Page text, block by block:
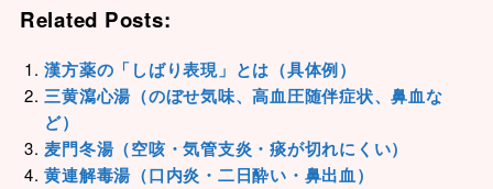
Related Posts:
漢方薬の「しばり表現」とは（具体例）
三黄瀉心湯（のぼせ気味、高血圧随伴症状、鼻血な
ど）
麦門冬湯（空咳・気管支炎・痰が切れにくい）
黄連解毒湯（口内炎・二日酔い・鼻出血）